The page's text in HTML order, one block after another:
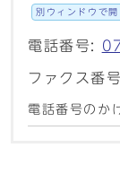
別ウィンドウで開
電話番号:
ファクス
電話番号のか